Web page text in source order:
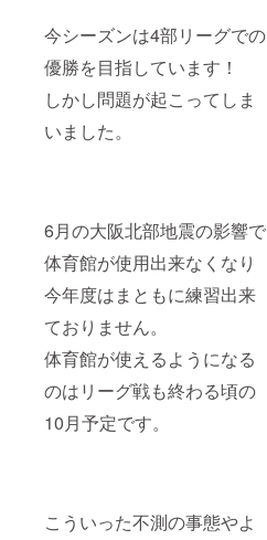
今シーズンは4部リーグでの
優勝を目指しています！
しかし問題が起こってしま
いました。
6月の大阪北部地震の影響で
体育館が使用出来なくなり
今年度はまともに練習出来
ておりません。
体育館が使えるようになる
のはリーグ戦も終わる頃の
10月予定です。
こういった不測の事態やよ